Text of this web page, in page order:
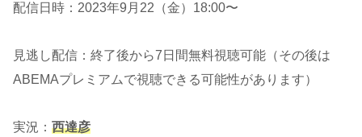
配信日時：2023年9月22（金）18:00〜
見逃し配信：終了後から7日間無料視聴可能（その後は
ABEMAプレミアムで視聴できる可能性があります）
実況： 西達彦